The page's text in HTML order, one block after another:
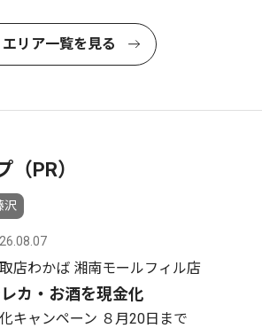
エリア一覧を見る
（PR）
沢
店わかば 湘南モールフィル店
カ・お酒を現金化
キャンペーン ８月20日まで